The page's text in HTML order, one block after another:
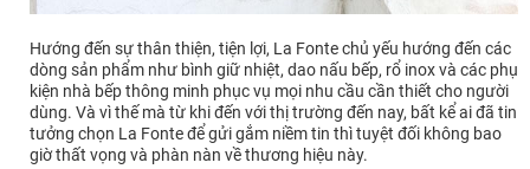
Hướng đến sự thân thiện, tiện lợi, La Fonte chủ yếu hướng đến các
dòng sản phẩm như bình giữ nhiệt, dao nấu bếp, rổ inox và các phụ
kiện nhà bếp thông minh phục vụ mọi nhu cầu cần thiết cho người
dùng. Và vì thế mà từ khi đến với thị trường đến nay, bất kể ai đã tin
tưởng chọn La Fonte để gửi gắm niềm tin thì tuyệt đối không bao
giờ thất vọng và phàn nàn về thương hiệu này.